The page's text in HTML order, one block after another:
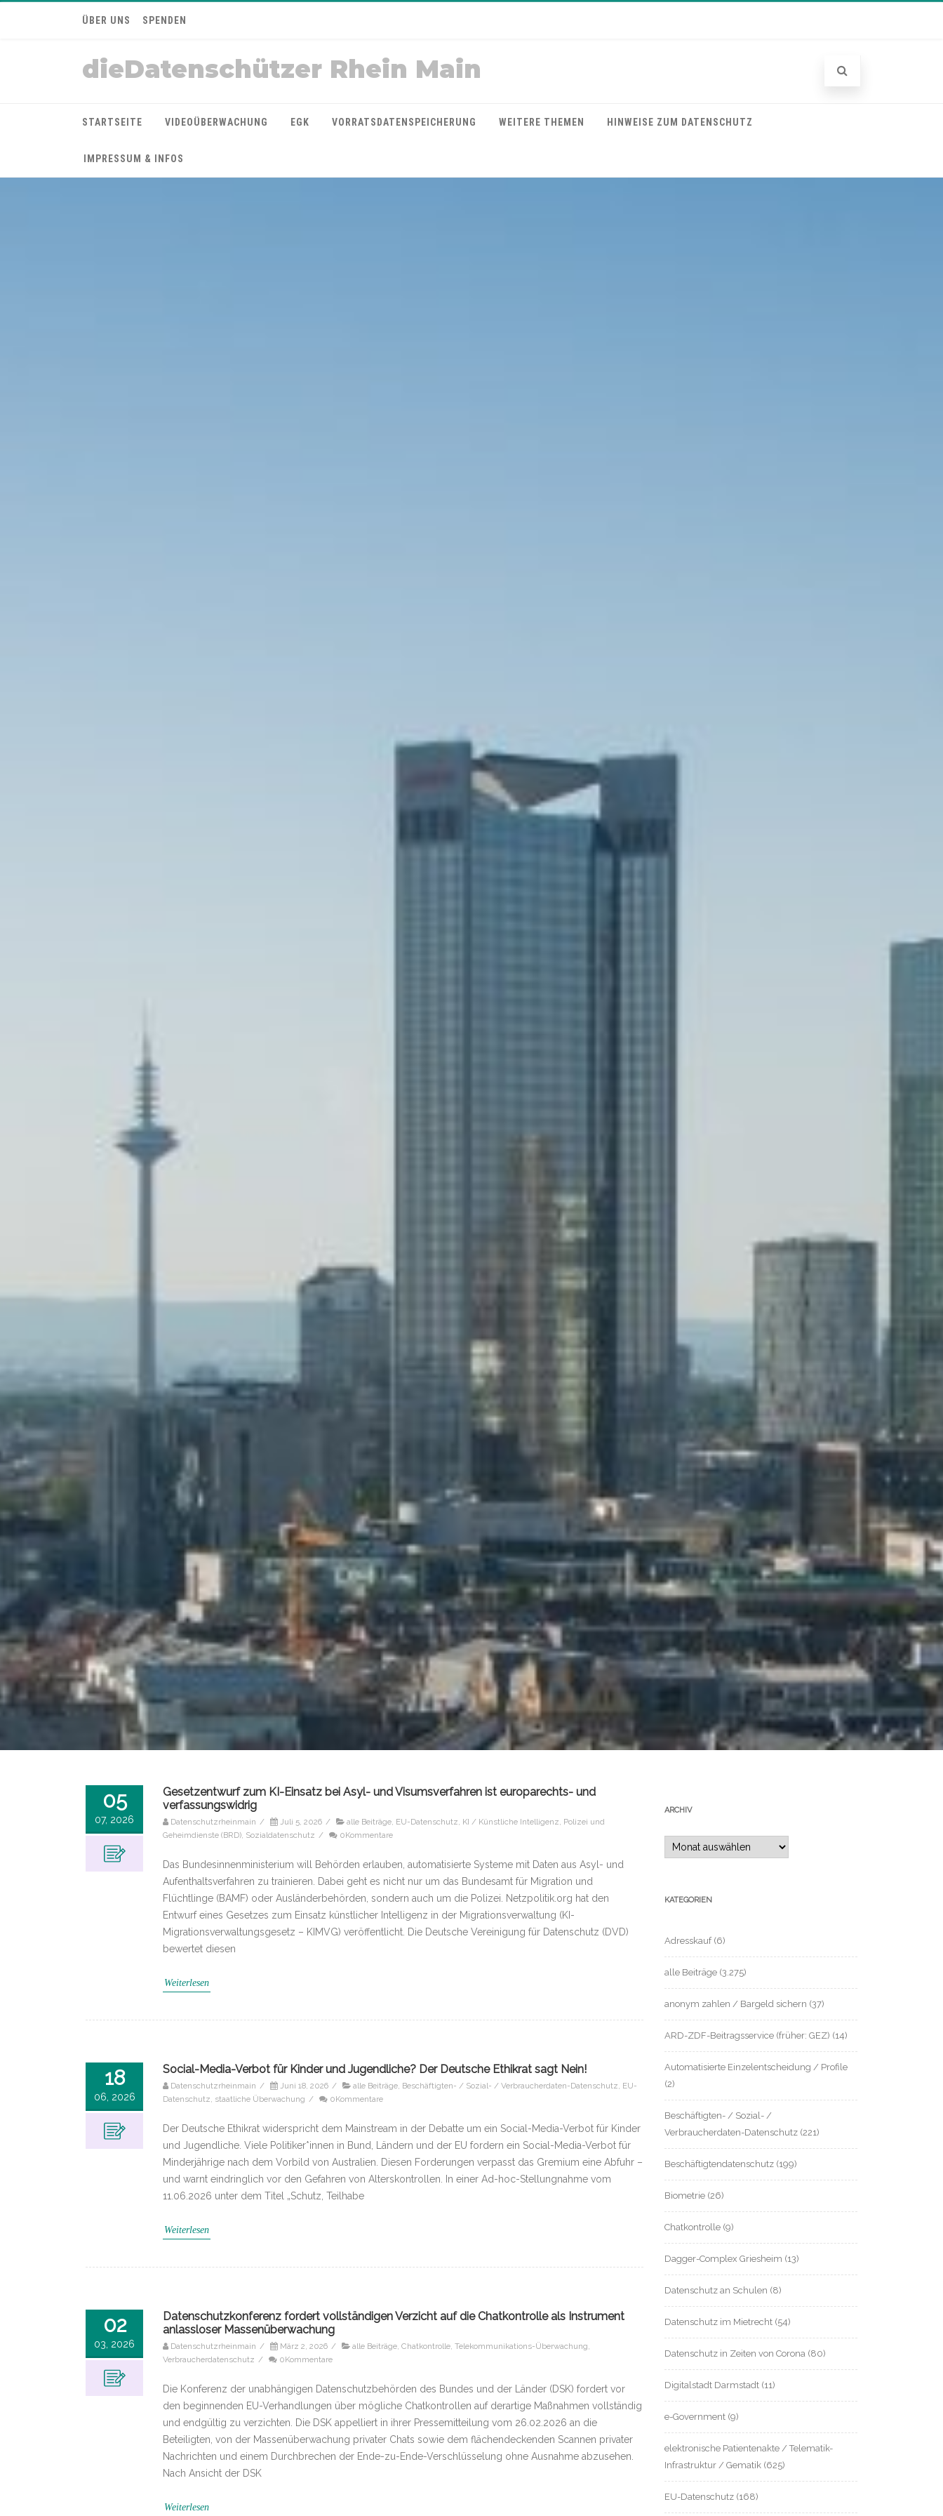
ÜBER UNS SPENDEN
dieDatenschützer Rhein Main
STARTSEITE VIDEOÜBERWACHUNG EGK VORRATSDATENSPEICHERUNG WEITERE THEMEN HINWEISE ZUM DATENSCHUTZ
IMPRESSUM & INFOS
05
07, 2026
Gesetzentwurf zum KI-Einsatz bei Asyl- und Visumsverfahren ist europarechts- und
verfassungswidrig
Datenschutzrheinmain / Juli 5, 2026 / alle Beiträge, EU-Datenschutz, KI / Künstliche Intelligenz, Polizei und
Geheimdienste (BRD), Sozialdatenschutz / 0Kommentare
Das Bundesinnenministerium will Behörden erlauben, automatisierte Systeme mit Daten aus Asyl- und
Aufenthaltsverfahren zu trainieren. Dabei geht es nicht nur um das Bundesamt für Migration und
Flüchtlinge (BAMF) oder Ausländerbehörden, sondern auch um die Polizei. Netzpolitik.org hat den
Entwurf eines Gesetzes zum Einsatz künstlicher Intelligenz in der Migrationsverwaltung (KI-
Migrationsverwaltungsgesetz – KIMVG) veröffentlicht. Die Deutsche Vereinigung für Datenschutz (DVD)
bewertet diesen
Weiterlesen
18
06, 2026
Social-Media-Verbot für Kinder und Jugendliche? Der Deutsche Ethikrat sagt Nein!
Datenschutzrheinmain / Juni 18, 2026 / alle Beiträge, Beschäftigten- / Sozial- / Verbraucherdaten-Datenschutz, EU-
Datenschutz, staatliche Überwachung / 0Kommentare
Der Deutsche Ethikrat widerspricht dem Mainstream in der Debatte um ein Social-Media-Verbot für Kinder
und Jugendliche. Viele Politiker*innen in Bund, Ländern und der EU fordern ein Social-Media-Verbot für
Minderjährige nach dem Vorbild von Australien. Diesen Forderungen verpasst das Gremium eine Abfuhr –
und warnt eindringlich vor den Gefahren von Alterskontrollen. In einer Ad-hoc-Stellungnahme vom
11.06.2026 unter dem Titel „Schutz, Teilhabe
Weiterlesen
02
03, 2026
Datenschutzkonferenz fordert vollständigen Verzicht auf die Chatkontrolle als Instrument
anlassloser Massenüberwachung
Datenschutzrheinmain / März 2, 2026 / alle Beiträge, Chatkontrolle, Telekommunikations-Überwachung,
Verbraucherdatenschutz / 0Kommentare
Die Konferenz der unabhängigen Datenschutzbehörden des Bundes und der Länder (DSK) fordert vor
den beginnenden EU-Verhandlungen über mögliche Chatkontrollen auf derartige Maßnahmen vollständig
und endgültig zu verzichten. Die DSK appelliert in ihrer Pressemitteilung vom 26.02.2026 an die
Beteiligten, von der Massenüberwachung privater Chats sowie dem flächendeckenden Scannen privater
Nachrichten und einem Durchbrechen der Ende-zu-Ende-Verschlüsselung ohne Ausnahme abzusehen.
Nach Ansicht der DSK
Weiterlesen
ARCHIV
KATEGORIEN
Adresskauf(6)
alle Beiträge (3.275)
anonym zahlen / Bargeld sichern (37)
ARD-ZDF-Beitragsservice (früher: GEZ) (14)
Automatisierte Einzelentscheidung / Profile
(2)
Beschäftigten- / Sozial- /
Verbraucherdaten-Datenschutz (221)
Beschäftigtendatenschutz (199)
Biometrie (26)
Chatkontrolle (9)
Dagger-Complex Griesheim (13)
Datenschutz an Schulen (8)
Datenschutz im Mietrecht (54)
Datenschutz in Zeiten von Corona (80)
Digitalstadt Darmstadt (11)
e-Government (9)
elektronische Patientenakte / Telematik-
Infrastruktur / Gematik (625)
EU-Datenschutz (168)